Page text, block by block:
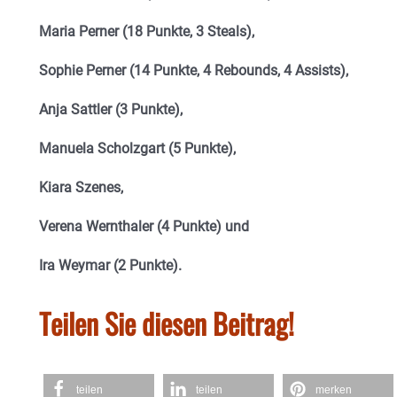
Maria Perner (18 Punkte, 3 Steals),
Sophie Perner (14 Punkte, 4 Rebounds, 4 Assists),
Anja Sattler (3 Punkte),
Manuela Scholzgart (5 Punkte),
Kiara Szenes,
Verena Wernthaler (4 Punkte) und
Ira Weymar (2 Punkte).
Teilen Sie diesen Beitrag!
teilen teilen merken